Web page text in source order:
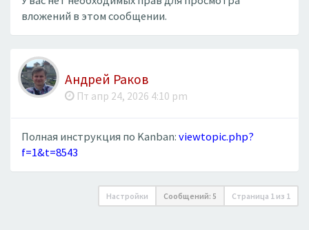
вложений в этом сообщении.
Андрей Раков
Пт апр 24, 2026 4:10 pm
Полная инструкция по Kanban:viewtopic.php?
f=1&t=8543
Настройки Сообщений: 5 Страница 1 из 1